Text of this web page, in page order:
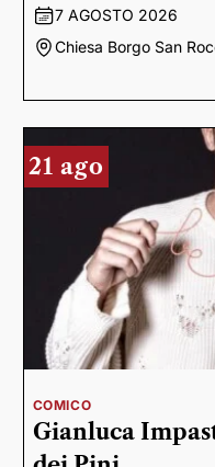
7 AGOSTO 2026
Chiesa Borgo San
21 ago
COMICO
Gianluca